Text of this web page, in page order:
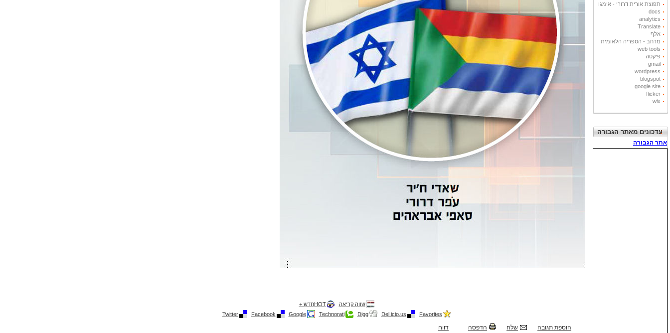
תפוצת אורית דרורי - אימגו
docs
analytics
Translate
אלף
מרחב - הספריה הלאומית
web tools
פיקסה
gmail
wordpress
blogspot
google site
flicker
wix
עדכונים מאתר הגבורה
שווה קריאה
HOTחדש +
Favorites
Del.icio.us
Digg
Technorati
Google
Facebook
Twitter
הוספת תגובה שלח הדפסה דווח